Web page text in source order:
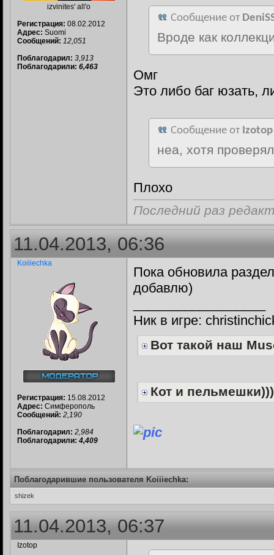
izvinites' all'o
Регистрация: 08.02.2012
Адрес: Suomi
Сообщений: 12,051
Поблагодарил: 3,913
Поблагодарили: 6,463
Сообщение от
Вроде как
Омг
Это либо баг юзать,
Сообщение от Izotop
неа, хотя
Плохо
Последний раз
11.04.2013, 06:36
Koiiiechka
Регистрация: 15.08.2012
Адрес: Симферополь
Сообщений: 2,190
Поблагодарил: 2,984
Поблагодарили: 4,409
Пока обновила
добавлю)
Ник в игре:
Вот такой наш
Кот и пельмешки)))
Поблагодарившие пользователя Koiiiechka:
shizek
11.04.2013, 06:37
Izotop